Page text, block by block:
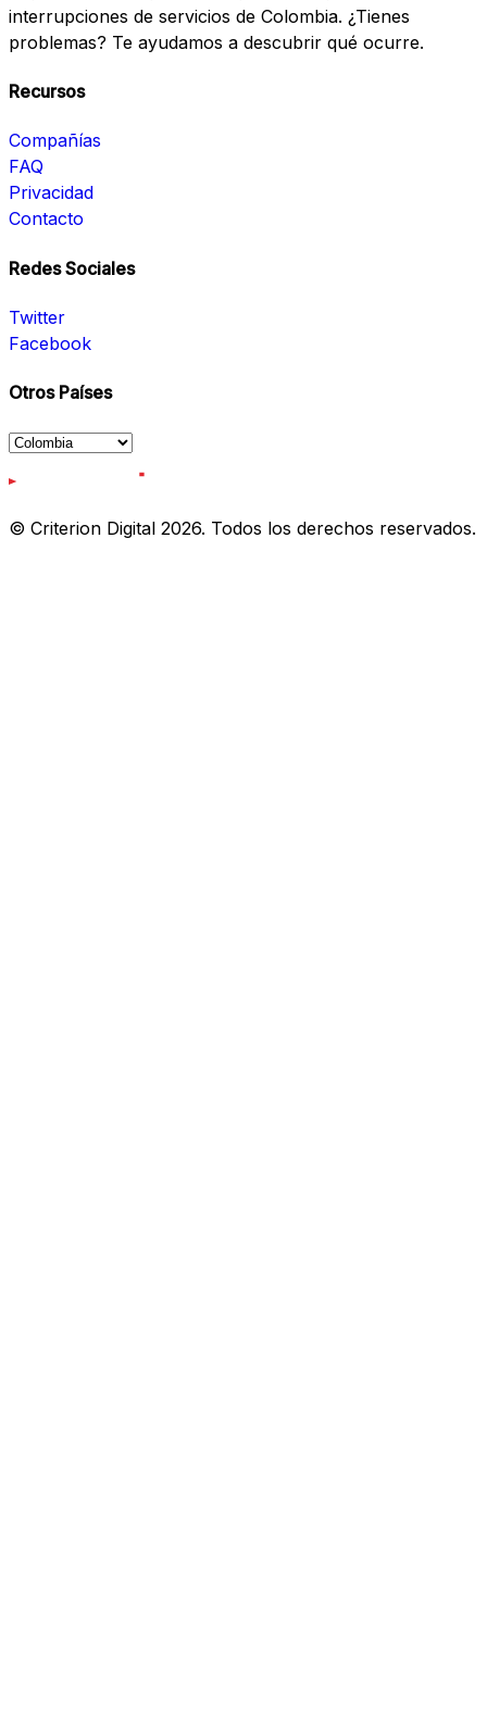
interrupciones de servicios de Colombia. ¿Tienes
problemas? Te ayudamos a descubrir qué ocurre.
Recursos
Compañías
FAQ
Privacidad
Contacto
Redes Sociales
Twitter
Facebook
Otros Países
© Criterion Digital 2026. Todos los derechos reservados.